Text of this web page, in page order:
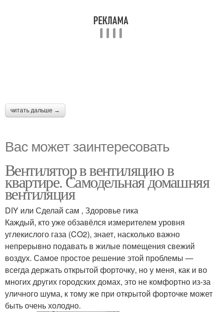
читать дальше →
Вас может заинтересовать
Вентилятор в вентиляцию в
квартире. Самодельная домашняя
вентиляция
DIY или Сделай сам , Здоровье гика
Каждый, кто уже обзавёлся измерителем уровня
углекислого газа (CO2), знает, насколько важно
непрерывно подавать в жилые помещения свежий
воздух. Самое простое решение этой проблемы —
всегда держать открытой форточку, но у меня, как и во
многих других городских домах, это не комфортно из-за
уличного шума, к тому же при открытой форточке может
быть очень холодно.